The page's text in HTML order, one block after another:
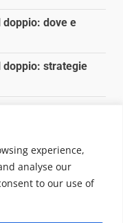
experience,
analyse our
to our use of
dove e
doppio: strategie
che
di Jws Media